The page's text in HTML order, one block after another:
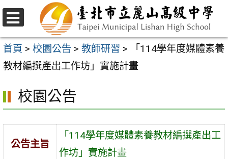
跳
至
主
要
容
區
選
單
首頁 > 校園公告 > 教師研習 >
「114學年度媒體素養
教材編撰產出工作坊」實施計畫
校園公告
公告主旨
「114學年度媒體素養教材編撰產出工
作坊」實施計畫